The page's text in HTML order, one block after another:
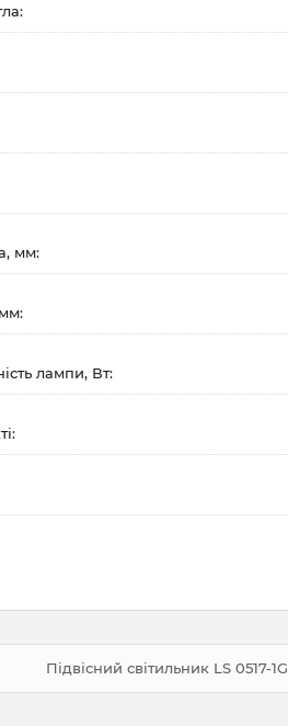
мм:
лампи, Вт:
Підвісний світильник LS 0517-1G